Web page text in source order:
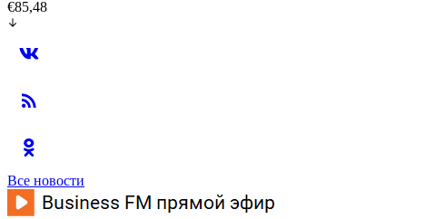
€85,48
Все новости